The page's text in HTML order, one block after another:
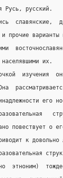
Русь, русский.
славянские,
и прочие
их.
изучения
его
повествует о
к
этноним)